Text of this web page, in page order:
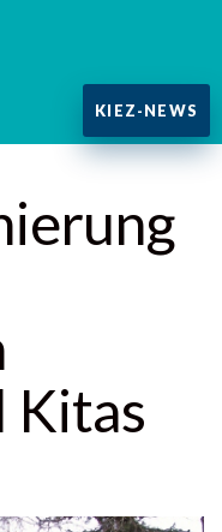
KIEZ-NEWS
Kitas